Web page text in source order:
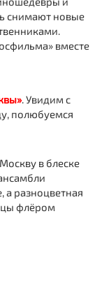
снимают новые
вместе
. Увидим с
полюбуемся
в блеске
а разноцветная
флёром